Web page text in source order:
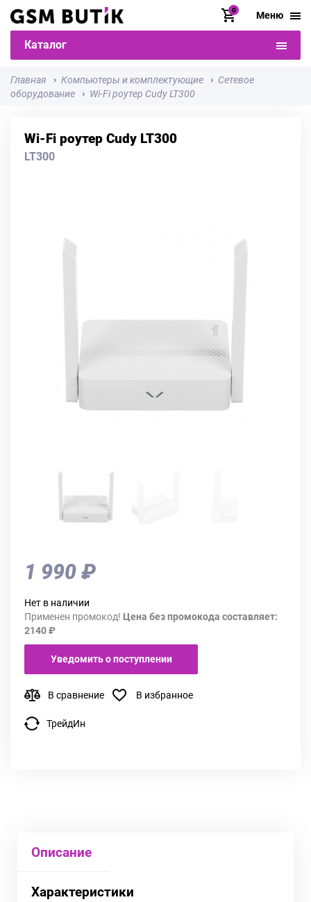
0 Меню
Каталог
Главная Компьютеры и комплектующие
Сетевое
оборудование
Wi-Fi роутер Cudy LT300
Wi-Fi роутер Cudy LT300
LT300
1 990 ₽
Нет в наличии
Применен промокод! Цена без промокода составляет:
2140 ₽
Уведомить о поступлении
В сравнение В избранное
ТрейдИн
Описание
Характеристики